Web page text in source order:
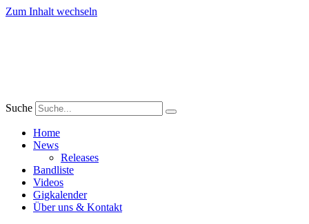
Zum Inhalt wechseln
Suche
Home
News
Releases
Bandliste
Videos
Gigkalender
Über uns & Kontakt